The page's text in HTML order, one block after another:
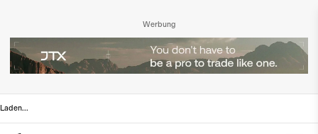
Werbung
Laden...